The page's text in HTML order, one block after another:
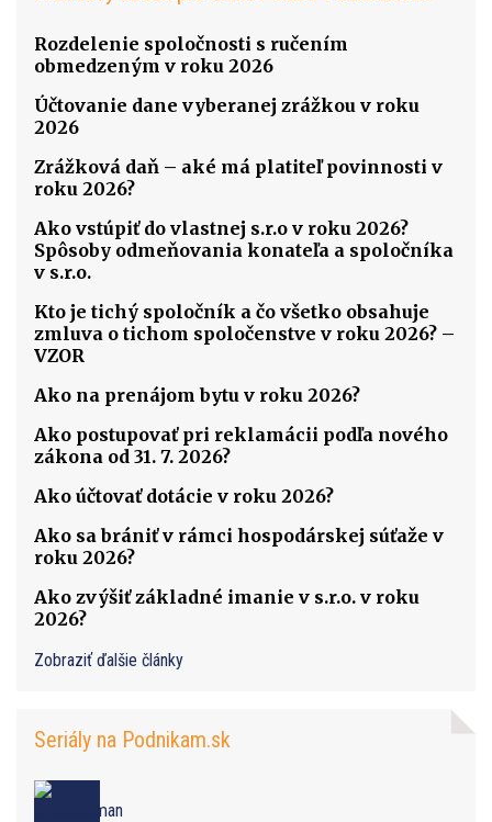
Rozdelenie spoločnosti s ručením
obmedzeným v roku 2026
Účtovanie dane vyberanej zrážkou v roku
2026
Zrážková daň – aké má platiteľ povinnosti v
roku 2026?
Ako vstúpiť do vlastnej s.r.o v roku 2026?
Spôsoby odmeňovania konateľa a spoločníka
v s.r.o.
Kto je tichý spoločník a čo všetko obsahuje
zmluva o tichom spoločenstve v roku 2026? –
VZOR
Ako na prenájom bytu v roku 2026?
Ako postupovať pri reklamácii podľa nového
zákona od 31. 7. 2026?
Ako účtovať dotácie v roku 2026?
Ako sa brániť v rámci hospodárskej súťaže v
roku 2026?
Ako zvýšiť základné imanie v s.r.o. v roku
2026?
Zobraziť ďalšie články
Seriály na Podnikam.sk